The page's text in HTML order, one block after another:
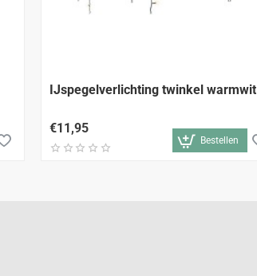
IJspegelverlichting twinkel warmwit
€11,95
Bestellen